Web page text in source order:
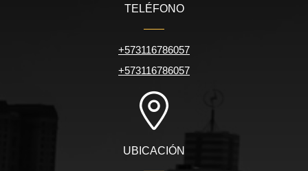
TELÉFONO
+573116786057
+573116786057
UBICACIÓN